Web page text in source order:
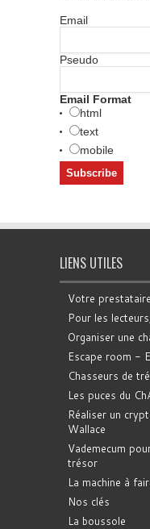
Email
Pseudo
Email Format
html
text
mobile
LIENS UTILES
Votre
Pour les
Organiser une
Escape room -
Chasseurs de
Les puces du
Réaliser un
Wallace
Vademecum
trésor
La machine à
Nos clés
La boussole